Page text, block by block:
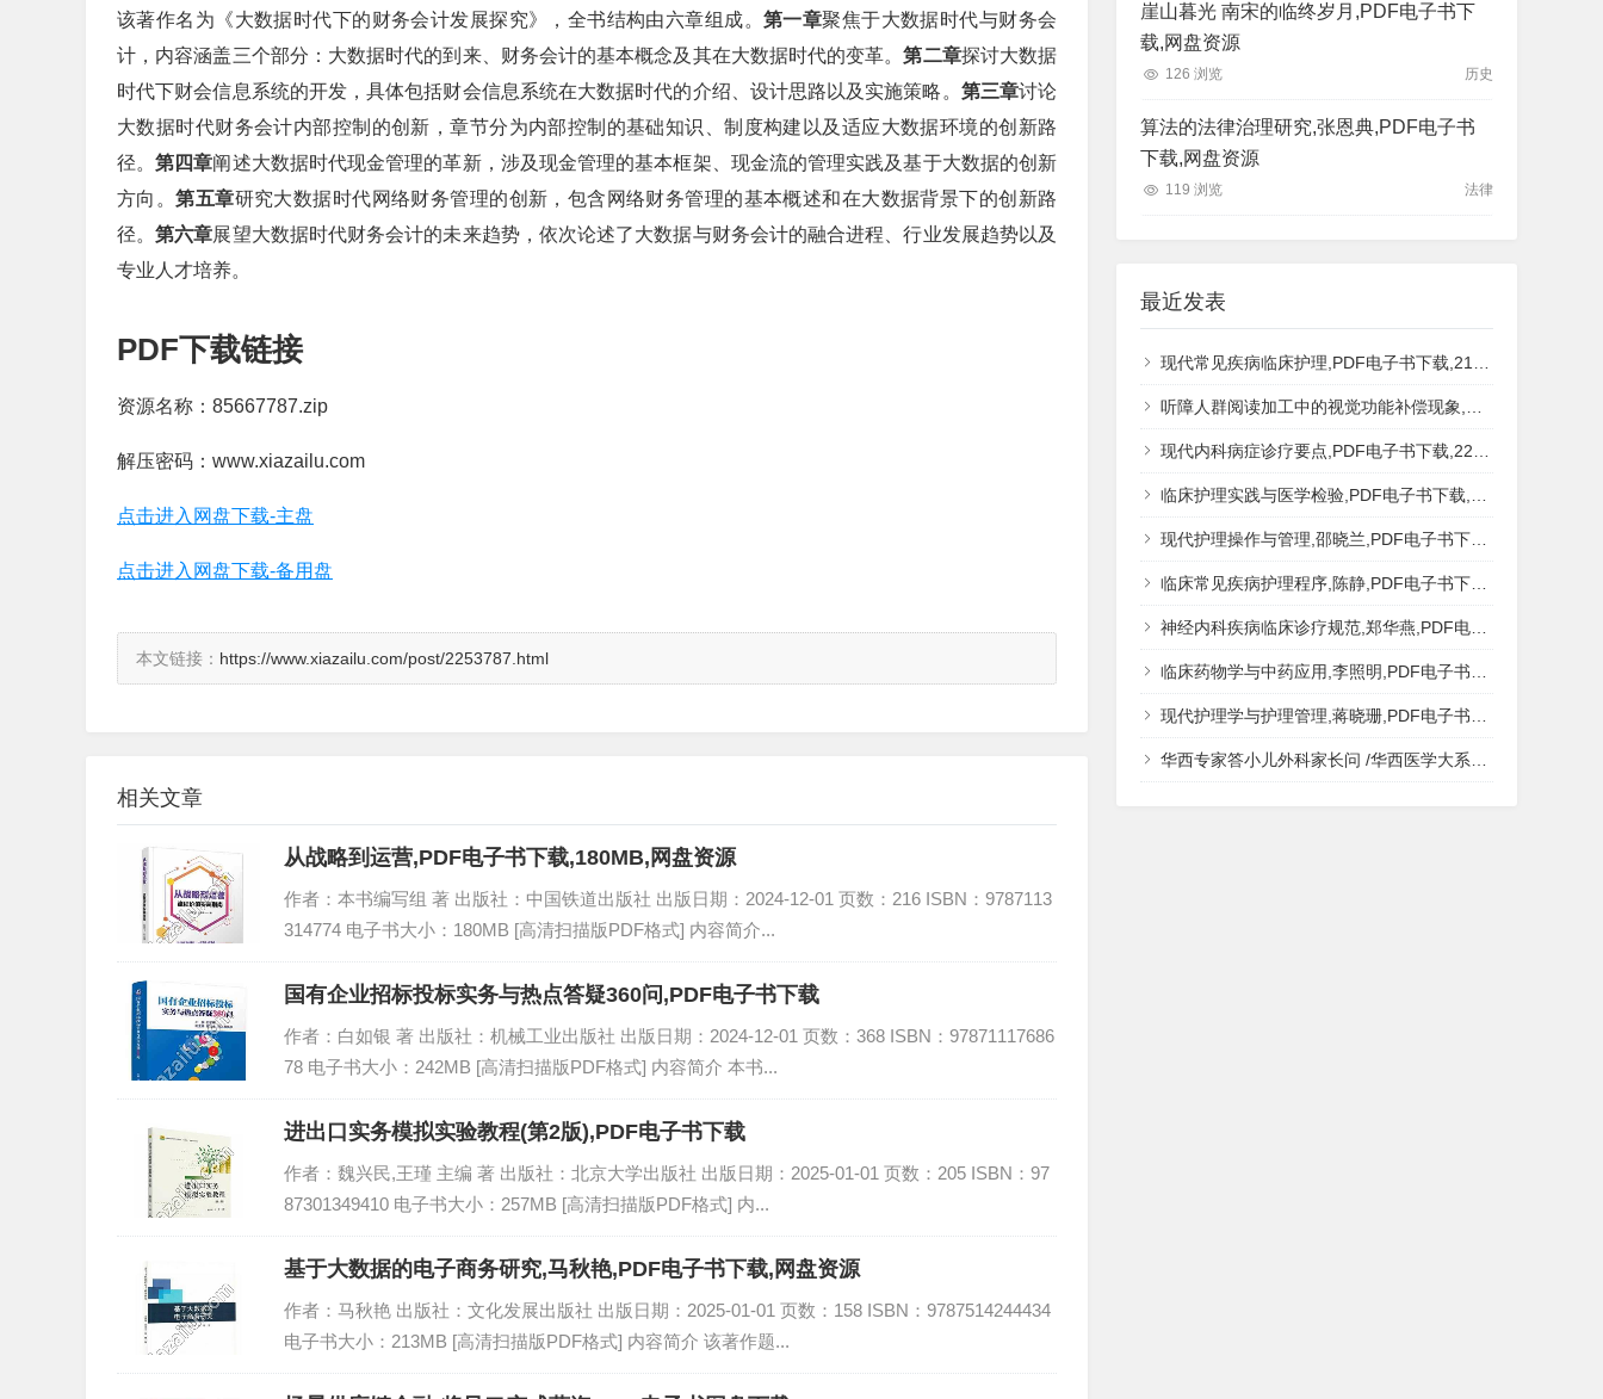
该著作名为《大数据时代下的财务会计发展探究》，全书结构由六章组成。第一章聚焦于大数据时代与财务会
计，内容涵盖三个部分：大数据时代的到来、财务会计的基本概念及其在大数据时代的变革。第二章探讨大数据
时代下财会信息系统的开发，具体包括财会信息系统在大数据时代的介绍、设计思路以及实施策略。 第三章讨论
大数据时代财务会计内部控制的创新，章节分为内部控制的基础知识、制度构建以及适应大数据环境的创新路
径。第四章阐述大数据时代现金管理的革新，涉及现金管理的基本框架、现金流的管理实践及基于大数据的创新
方向。第五章研究大数据时代网络财务管理的创新，包含网络财务管理的基本概述和在大数据背景下的创新路
径。第六章展望大数据时代财务会计的未来趋势，依次论述了大数据与财务会计的融合进程、行业发展趋势以及
专业人才培养。
PDF下载链接
资源名称：85667787.zip
解压密码：www.xiazailu.com
点击进入网盘下载-主盘
点击进入网盘下载-备用盘
本文链接： https://www.xiazailu.com/post/2253787.html
相关文章
从战略到运营,PDF电子书下载,180MB,网盘资源
作者：本书编写组 著 出版社：中国铁道出版社 出版日期：2024-12-01 页数：216 ISBN：9787113
314774 电子书大小：180MB [高清扫描版PDF格式] 内容简介...
国有企业招标投标实务与热点答疑360问,PDF电子书下载
作者：白如银 著 出版社：机械工业出版社 出版日期：2024-12-01 页数：368 ISBN：97871117686
78 电子书大小：242MB [高清扫描版PDF格式] 内容简介 本书...
进出口实务模拟实验教程(第2版),PDF电子书下载
作者：魏兴民,王瑾 主编 著 出版社：北京大学出版社 出版日期：2025-01-01 页数：205 ISBN：97
87301349410 电子书大小：257MB [高清扫描版PDF格式] 内...
基于大数据的电子商务研究,马秋艳,PDF电子书下载,网盘资源
作者：马秋艳 出版社：文化发展出版社 出版日期：2025-01-01 页数：158 ISBN：9787514244434
电子书大小：213MB [高清扫描版PDF格式] 内容简介 该著作题...
崖山暮光 南宋的临终岁月,PDF电子书下
载,网盘资源
126 浏览 历史
算法的法律治理研究,张恩典,PDF电子书
下载,网盘资源
119 浏览 法律
最近发表
现代常见疾病临床护理,PDF电子书下载,217MB,网盘资源
听障人群阅读加工中的视觉功能补偿现象,秦钊,PDF电子书下载,网盘资源
现代内科病症诊疗要点,PDF电子书下载,223MB,网盘资源
临床护理实践与医学检验,PDF电子书下载,193MB,网盘资源
现代护理操作与管理,邵晓兰,PDF电子书下载,242MB,网盘资源
临床常见疾病护理程序,陈静,PDF电子书下载,185MB,网盘资源
神经内科疾病临床诊疗规范,郑华燕,PDF电子书下载,188MB,网盘资源
临床药物学与中药应用,李照明,PDF电子书下载,202MB,网盘资源
现代护理学与护理管理,蒋晓珊,PDF电子书下载,223MB,网盘资源
华西专家答小儿外科家长问 /华西医学大系?医学科普,PDF电子书网盘下载